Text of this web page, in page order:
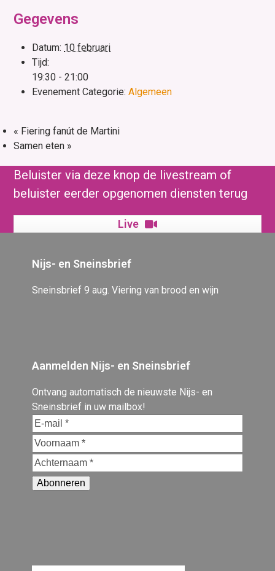
Gegevens
Datum: 10 februari
Tijd:
19:30 - 21:00
Evenement Categorie: Algemeen
« Fiering fanút de Martini
Samen eten »
Beluister via deze knop de livestream of
beluister eerder opgenomen diensten terug
Live
Nijs- en Sneinsbrief
Sneinsbrief 9 aug. Viering van brood en wijn
Aanmelden Nijs- en Sneinsbrief
Ontvang automatisch de nieuwste Nijs- en
Sneinsbrief in uw mailbox!